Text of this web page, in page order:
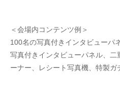
＜会場内コンテンツ例＞
100名の写真付きインタビューパ
写真付きインタビューパネル、
ーナー、レシート写真機、特製